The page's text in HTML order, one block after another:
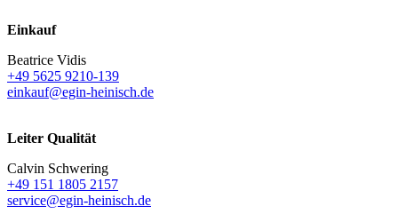
Einkauf
Beatrice Vidis
+49 5625 9210-139
einkauf@egin-heinisch.de
Leiter Qualität
Calvin Schwering
+49 151 1805 2157
service@egin-heinisch.de